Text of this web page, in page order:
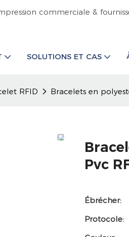
commerciale &
SOLUTIONS ET CAS
RFID Bracelets en
Pvc
Ébrécher:
Protocole: